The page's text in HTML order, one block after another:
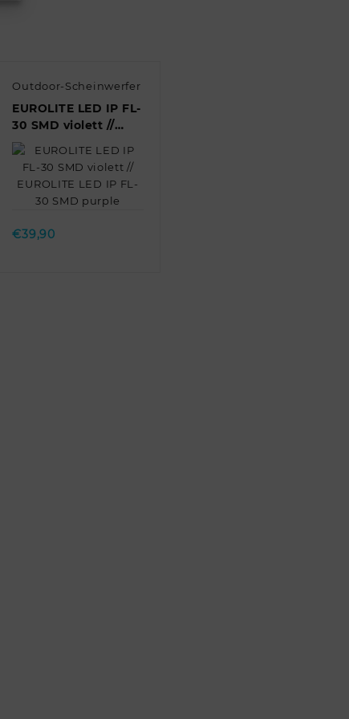
Outdoor-Scheinwerfer
EUROLITE LED IP FL-
30 SMD violett //
EUROLITE LED IP FL-
30 SMD purple
Quick view
€39,90